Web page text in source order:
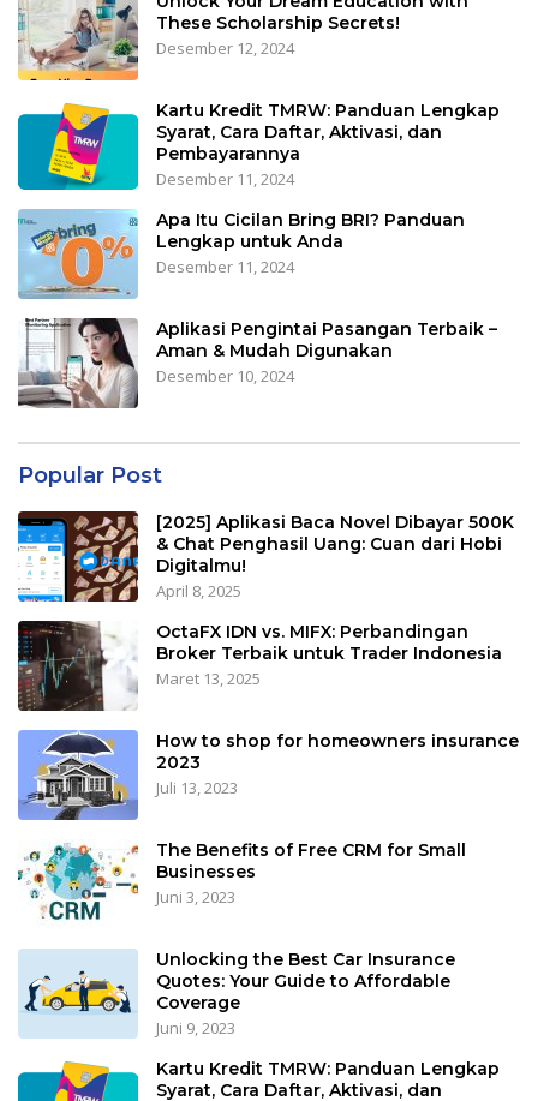
These Scholarship Secrets!
Desember 12, 2024
Kartu Kredit TMRW: Panduan Lengkap
Syarat, Cara Daftar, Aktivasi, dan
Pembayarannya
Desember 11, 2024
Apa Itu Cicilan Bring BRI? Panduan
Lengkap untuk Anda
Desember 11, 2024
Aplikasi Pengintai Pasangan Terbaik –
Aman & Mudah Digunakan
Desember 10, 2024
Popular Post
[2025] Aplikasi Baca Novel Dibayar 500K
& Chat Penghasil Uang: Cuan dari Hobi
Digitalmu!
April 8, 2025
OctaFX IDN vs. MIFX: Perbandingan
Broker Terbaik untuk Trader Indonesia
Maret 13, 2025
How to shop for homeowners insurance
2023
Juli 13, 2023
The Benefits of Free CRM for Small
Businesses
Juni 3, 2023
Unlocking the Best Car Insurance
Quotes: Your Guide to Affordable
Coverage
Juni 9, 2023
Kartu Kredit TMRW: Panduan Lengkap
Syarat, Cara Daftar, Aktivasi, dan